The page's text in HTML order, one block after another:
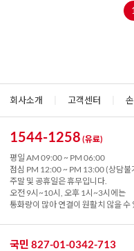
회사소개 고객센터
1544-1258 (유료)
평일 AM 09:00 ~ PM 06:00
점심 PM 12:00 ~ PM 13:00 (상담불
주말 및 공휴일은 휴무입니다.
오전 9시~10시, 오후 1시~3시에는
통화량이 많아 연결이 원활치 않을 수
국민 827-01-0342-713